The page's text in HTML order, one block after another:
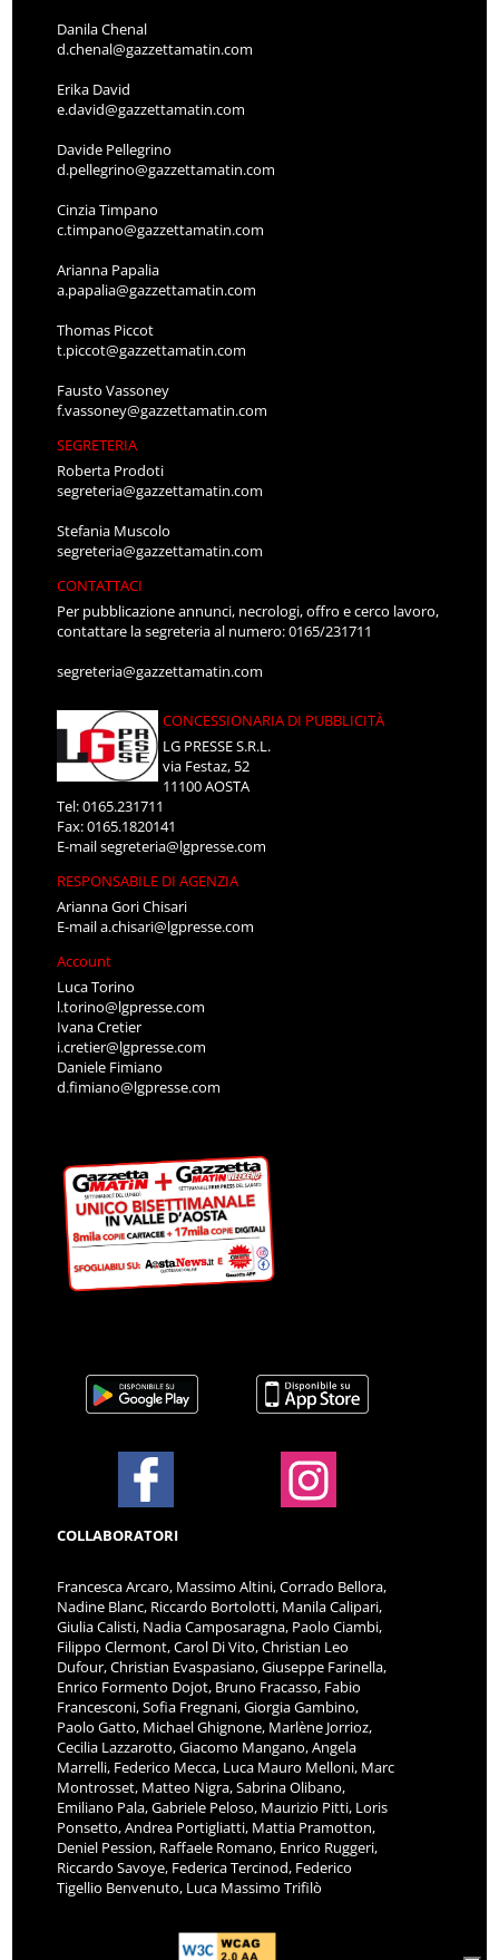
Danila Chenal
d.chenal@gazzettamatin.com
Erika David
e.david@gazzettamatin.com
Davide Pellegrino
d.pellegrino@gazzettamatin.com
Cinzia Timpano
c.timpano@gazzettamatin.com
Arianna Papalia
a.papalia@gazzettamatin.com
Thomas Piccot
t.piccot@gazzettamatin.com
Fausto Vassoney
f.vassoney@gazzettamatin.com
SEGRETERIA
Roberta Prodoti
segreteria@gazzettamatin.com
Stefania Muscolo
segreteria@gazzettamatin.com
CONTATTACI
Per pubblicazione annunci, necrologi, offro e cerco lavoro,
contattare la segreteria al numero: 0165/231711
segreteria@gazzettamatin.com
CONCESSIONARIA DI PUBBLICITÀ
LG PRESSE S.R.L.
via Festaz, 52
11100 AOSTA
Tel: 0165.231711
Fax: 0165.1820141
E-mailsegreteria@lgpresse.com
RESPONSABILE DI AGENZIA
Arianna Gori Chisari
E-maila.chisari@lgpresse.com
Account
Luca Torino
l.torino@lgpresse.com
Ivana Cretier
i.cretier@lgpresse.com
Daniele Fimiano
d.fimiano@lgpresse.com
COLLABORATORI
Francesca Arcaro, Massimo Altini, Corrado Bellora,
Nadine Blanc, Riccardo Bortolotti, Manila Calipari,
Giulia Calisti, Nadia Camposaragna, Paolo Ciambi,
Filippo Clermont, Carol Di Vito, Christian Leo
Dufour, Christian Evaspasiano, Giuseppe Farinella,
Enrico Formento Dojot, Bruno Fracasso, Fabio
Francesconi, Sofia Fregnani, Giorgia Gambino,
Paolo Gatto, Michael Ghignone, Marlène Jorrioz,
Cecilia Lazzarotto, Giacomo Mangano, Angela
Marrelli, Federico Mecca, Luca Mauro Melloni, Marc
Montrosset, Matteo Nigra, Sabrina Olibano,
Emiliano Pala, Gabriele Peloso, Maurizio Pitti, Loris
Ponsetto, Andrea Portigliatti, Mattia Pramotton,
Deniel Pession, Raffaele Romano, Enrico Ruggeri,
Riccardo Savoye, Federica Tercinod, Federico
Tigellio Benvenuto, Luca Massimo Trifilò